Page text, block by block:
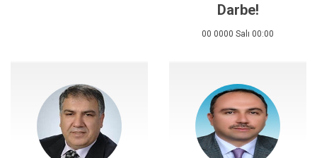
Darbe!
00 0000 Salı 00:00